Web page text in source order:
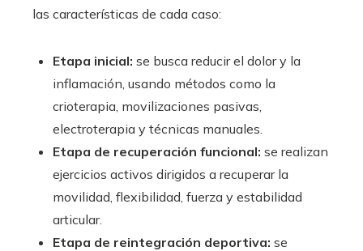
las características de cada caso:
Etapa inicial: se busca reducir el dolor y la
inflamación, usando métodos como la
crioterapia, movilizaciones pasivas,
electroterapia y técnicas manuales.
Etapa de recuperación funcional: se realizan
ejercicios activos dirigidos a recuperar la
movilidad, flexibilidad, fuerza y estabilidad
articular.
Etapa de reintegración deportiva: se